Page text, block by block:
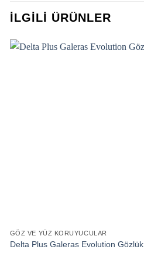
İLGILI ÜRÜNLER
GÖZ VE YÜZ KORUYUCULAR
Delta Plus Galeras Evolution Gözlük